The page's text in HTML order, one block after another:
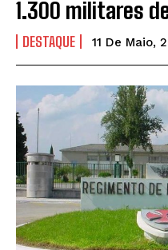
1.300 militares
DESTAQUE 11 De Maio,